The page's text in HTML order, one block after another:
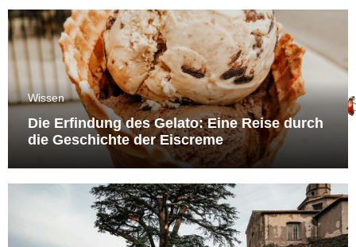
Wissen
Die Erfindung des Gelato: Eine Reise durch
die Geschichte der Eiscreme